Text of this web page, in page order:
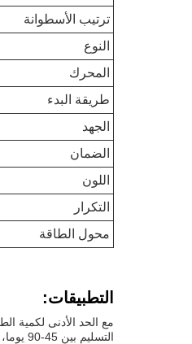
ترتيب الأسطوانة
النوع
المحرك
طريقة البدء
الجهد
الضمان
اللون
التكرار
محول الطاقة
التطبيقات:
التسليم بين 45-90 يوما، وشروط الدفع تشمل L / C و T / T. هذا المنتج لديه القدرة على توفير 30 مجموعة في الشهر، مما يجعله متاحا بسهولة لاحتياجات حقول النفط الخاصة بك.